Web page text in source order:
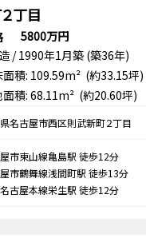
丁目
5800万円
造 / 1990年1月築 (築36年)
面積: 109.59m² (約33.15坪)
面積: 68.11m² (約20.60坪)
名古屋市西区則武新町２丁目
市東山線亀島駅 徒歩12分
市鶴舞線浅間町駅 徒歩13分
古屋本線栄生駅 徒歩12分